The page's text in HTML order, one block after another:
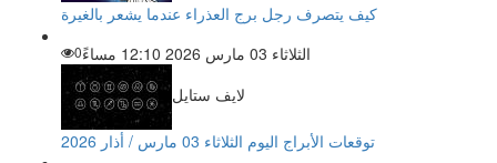
كيف يتصرف رجل برج العذراء عندما يشعر بالغيرة
الثلاثاء 03 مارس 2026 12:10 مساءً
0
لايف ستايل
توقعات الأبراج اليوم الثلاثاء 03 مارس / أذار 2026